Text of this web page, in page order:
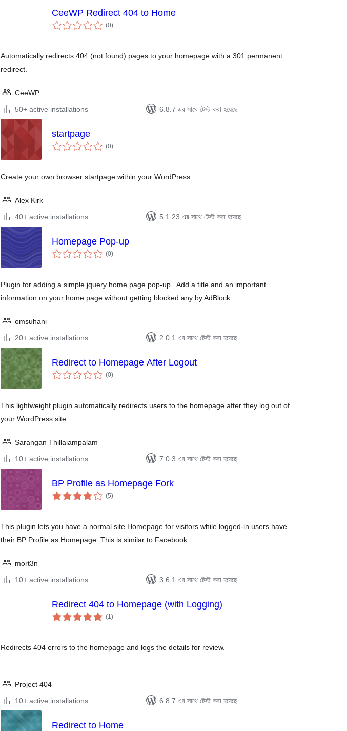
CeeWP Redirect 404 to Home
(0total
ratings
)
Automatically redirects 404 (not found) pages to your homepage with a 301 permanent
redirect.
CeeWP
50+ active installations
6.8.7 এর সাথে টেস্ট করা হয়েছে
startpage
(0total
ratings
)
Create your own browser startpage within your WordPress.
Alex Kirk
40+ active installations
5.1.23 এর সাথে টেস্ট করা হয়েছে
Homepage Pop-up
(0total
ratings
)
Plugin for adding a simple jquery home page pop-up . Add a title and an important
information on your home page without getting blocked any by AdBlock …
omsuhani
20+ active installations
2.0.1 এর সাথে টেস্ট করা হয়েছে
Redirect to Homepage After Logout
(0total
ratings
)
This lightweight plugin automatically redirects users to the homepage after they log out of
your WordPress site.
Sarangan Thillaiampalam
10+ active installations
7.0.3 এর সাথে টেস্ট করা হয়েছে
BP Profile as Homepage Fork
(5total
ratings
)
This plugin lets you have a normal site Homepage for visitors while logged-in users have
their BP Profile as Homepage. This is similar to Facebook.
mort3n
10+ active installations
3.6.1 এর সাথে টেস্ট করা হয়েছে
Redirect 404 to Homepage (with Logging)
(1total
ratings
)
Redirects 404 errors to the homepage and logs the details for review.
Project 404
10+ active installations
6.8.7 এর সাথে টেস্ট করা হয়েছে
Redirect to Home